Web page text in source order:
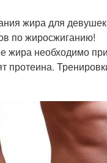
жира для
по жиросжиганию!
жира необходимо
протеина.